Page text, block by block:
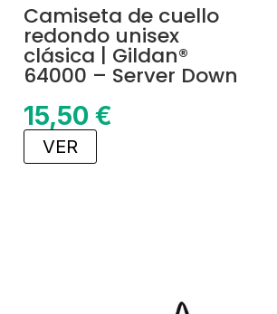
Camiseta de cuello
redondo unisex
clásica | Gildan®
64000 – Server Down
15,50 €
VER